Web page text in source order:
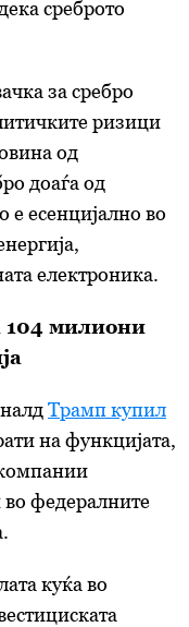
среброто
за сребро
ризици
од
доаѓа од
е есенцијално во
електроника.
104 милиони
Трамп купил
на функцијата,
федералните
куќа во